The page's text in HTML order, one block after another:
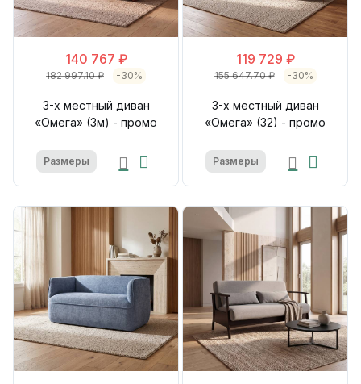
140 767 ₽
182 997.10 ₽ -30%
3-х местный диван
«Омега» (3м) - промо
Размеры
119 729 ₽
155 647.70 ₽ -30%
3-х местный диван
«Омега» (32) - промо
Размеры